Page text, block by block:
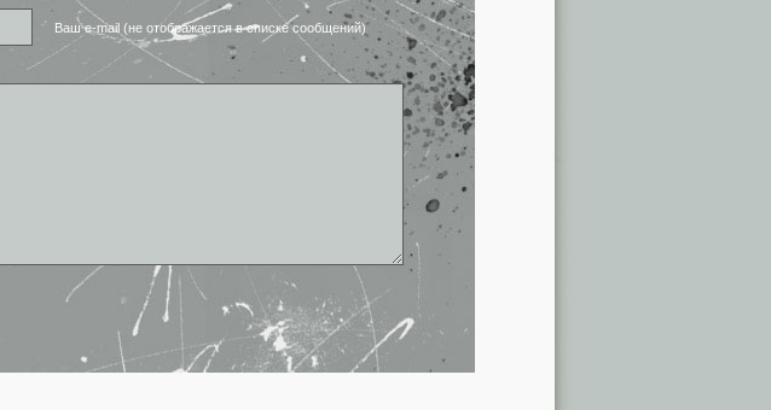
Ваш e-mail (не отображается в списке сообщений)